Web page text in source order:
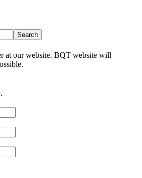
at our website. BQT website will